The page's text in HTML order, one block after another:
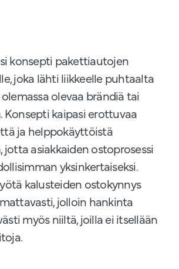
konsepti pakettiautojen
joka lähti liikkeelle puhtaalta
olevaa brändiä tai
Konsepti kaipasi erottuvaa
ja helppokäyttöistä
jotta asiakkaiden ostoprosessi
yksinkertaiseksi.
kalusteiden ostokynnys
jolloin hankinta
myös niiltä, joilla ei itsellään